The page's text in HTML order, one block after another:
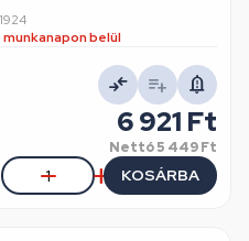
belül
6 921 Ft
Nettó5 449 Ft
KOSÁRBA